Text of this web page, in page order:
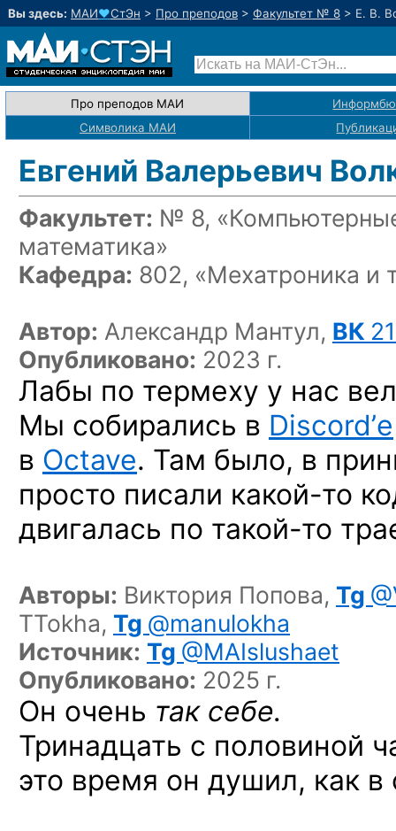
Вы здесь: МАИ♥СтЭн > Про преподов > Факультет № 8 > Е. В.
Про преподов МАИ
Символика МАИ
Евгений Валерьевич
Факультет: № 8,
математика»
Кафедра: 802, «Мехатроника и
Автор: Александр Мантул, ВК
Опубликовано: 2023 г.
Лабы по термеху у нас
Мы собирались в Discord’е
в Octave. Там было, в
просто писали какой-то
двигалась по такой-то
Авторы: Виктория Попова, Tg
TTokha, Tg @manulokha
Источник: Tg @MAIslushaet
Опубликовано: 2025 г.
Он очень так себе.
Тринадцать с половиной
это время он душил, как